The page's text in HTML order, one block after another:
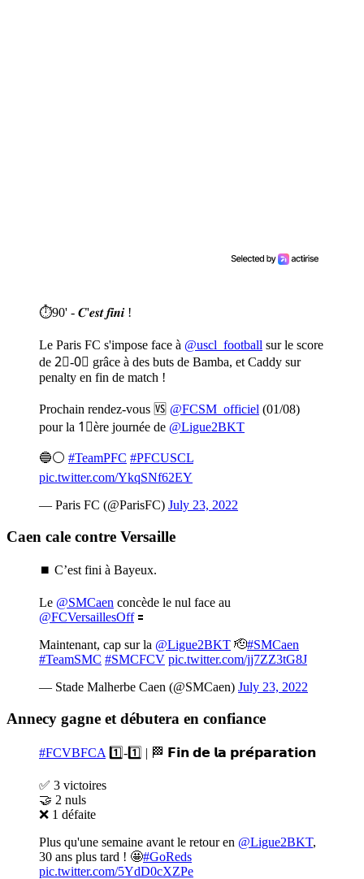
⏱90' - 𝑪'𝒆𝒔𝒕 𝒇𝒊𝒏𝒊 !
Le Paris FC s'impose face à @uscl_football sur le score
de 2⃣-0⃣ grâce à des buts de Bamba, et Caddy sur
penalty en fin de match !
Prochain rendez-vous 🆚 @FCSM_officiel (01/08)
pour la 1⃣ère journée de @Ligue2BKT
🔵⚪ #TeamPFC #PFCUSCL
pic.twitter.com/YkqSNf62EY
— Paris FC (@ParisFC) July 23, 2022
Caen cale contre Versaille
⏹ C’est fini à Bayeux.
Le @SMCaen concède le nul face au
@FCVersaillesOff🟰
Maintenant, cap sur la @Ligue2BKT 🫡#SMCaen
#TeamSMC #SMCFCV pic.twitter.com/jj7ZZ3tG8J
— Stade Malherbe Caen (@SMCaen) July 23, 2022
Annecy gagne et débutera en confiance
#FCVBFCA 1️⃣-1️⃣ | 🏁 𝗙𝗶𝗻 𝗱𝗲 𝗹𝗮 𝗽𝗿𝗲́𝗽𝗮𝗿𝗮𝘁𝗶𝗼𝗻
✅ 3 victoires
🤝 2 nuls
❌ 1 défaite
Plus qu'une semaine avant le retour en @Ligue2BKT,
30 ans plus tard ! 🤩#GoReds
pic.twitter.com/5YdD0cXZPe